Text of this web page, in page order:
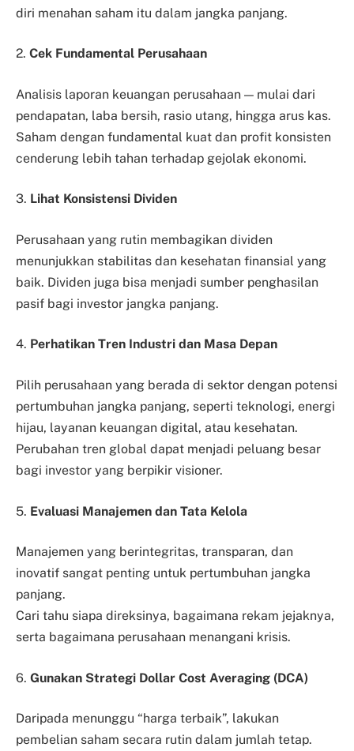
diri menahan saham itu dalam jangka panjang.
2. Cek Fundamental Perusahaan
Analisis laporan keuangan perusahaan — mulai dari
pendapatan, laba bersih, rasio utang, hingga arus kas.
Saham dengan fundamental kuat dan profit konsisten
cenderung lebih tahan terhadap gejolak ekonomi.
3. Lihat Konsistensi Dividen
Perusahaan yang rutin membagikan dividen
menunjukkan stabilitas dan kesehatan finansial yang
baik. Dividen juga bisa menjadi sumber penghasilan
pasif bagi investor jangka panjang.
4. Perhatikan Tren Industri dan Masa Depan
Pilih perusahaan yang berada di sektor dengan potensi
pertumbuhan jangka panjang, seperti teknologi, energi
hijau, layanan keuangan digital, atau kesehatan.
Perubahan tren global dapat menjadi peluang besar
bagi investor yang berpikir visioner.
5. Evaluasi Manajemen dan Tata Kelola
Manajemen yang berintegritas, transparan, dan
inovatif sangat penting untuk pertumbuhan jangka
panjang.
Cari tahu siapa direksinya, bagaimana rekam jejaknya,
serta bagaimana perusahaan menangani krisis.
6. Gunakan Strategi Dollar Cost Averaging (DCA)
Daripada menunggu “harga terbaik”, lakukan
pembelian saham secara rutin dalam jumlah tetap.